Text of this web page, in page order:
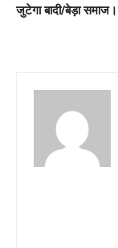
जुटेगा बादी/बेड़ा समाज।